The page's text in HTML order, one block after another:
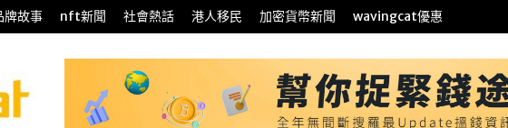
牌故事 nft新聞 社會熱話 港人移民 加密貨幣新聞 wavingcat優惠